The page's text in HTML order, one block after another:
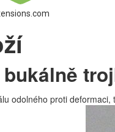
bukálně
odolného proti